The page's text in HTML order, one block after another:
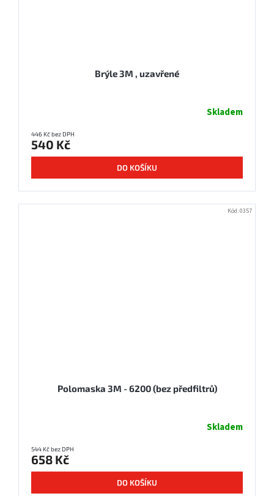
Brýle 3M , uzavřené
Skladem
446 Kč bez DPH
540 Kč
DO KOŠÍKU
Polomaska 3M - 6200 (bez předfiltrů)
Skladem
544 Kč bez DPH
658 Kč
DO KOŠÍKU
Kód:0357